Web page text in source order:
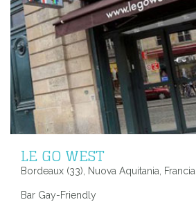
LE GO WEST
Bordeaux (33), Nuova Aquitania, Francia
Bar Gay-Friendly